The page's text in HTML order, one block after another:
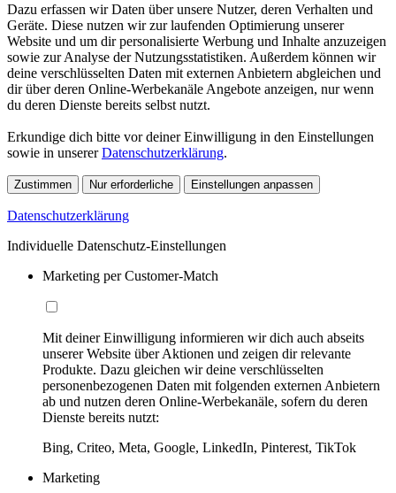
Dazu erfassen wir Daten über unsere Nutzer, deren Verhalten und
Geräte. Diese nutzen wir zur laufenden Optimierung unserer
Website und um dir personalisierte Werbung und Inhalte anzuzeigen
sowie zur Analyse der Nutzungsstatistiken. Außerdem können wir
deine verschlüsselten Daten mit externen Anbietern abgleichen und
dir über deren Online-Werbekanäle Angebote anzeigen, nur wenn
du deren Dienste bereits selbst nutzt.
Erkundige dich bitte vor deiner Einwilligung in den Einstellungen
sowie in unsererDatenschutzerklärung.
Zustimmen Nur erforderliche Einstellungen anpassen
Datenschutzerklärung
Individuelle Datenschutz-Einstellungen
Marketing per Customer-Match
Mit deiner Einwilligung informieren wir dich auch abseits
unserer Website über Aktionen und zeigen dir relevante
Produkte. Dazu gleichen wir deine verschlüsselten
personenbezogenen Daten mit folgenden externen Anbietern
ab und nutzen deren Online-Werbekanäle, sofern du deren
Dienste bereits nutzt:
Bing, Criteo, Meta, Google, LinkedIn, Pinterest, TikTok
Marketing